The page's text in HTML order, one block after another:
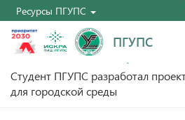
Ресурсы ПГУПС
ПГУПС
Главная Новости
Студент ПГУПС разработал
для городской среды